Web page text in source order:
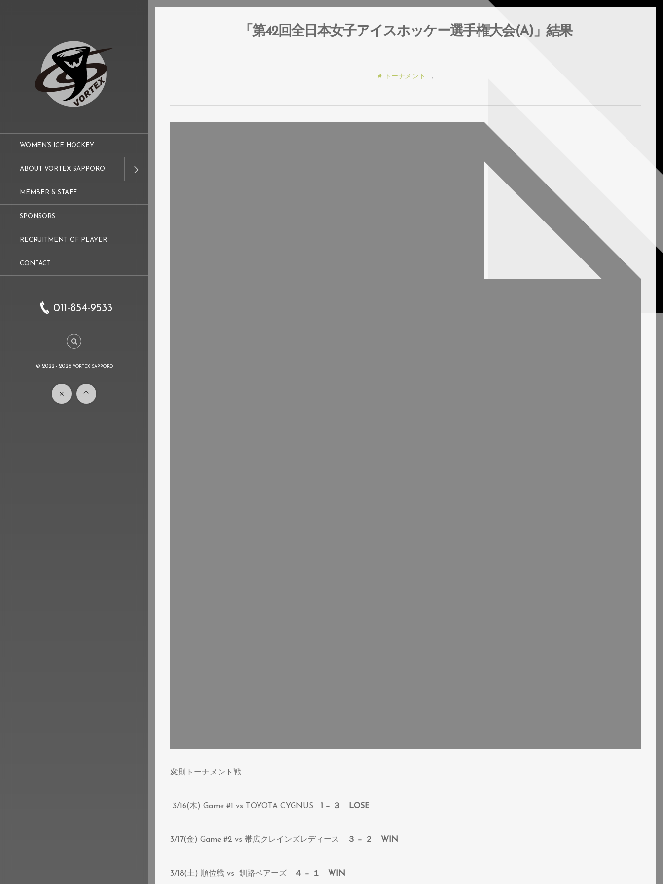
WOMEN’S ICE HOCKEY
ABOUT VORTEX SAPPORO
MEMBER & STAFF
SPONSORS
RECRUITMENT OF PLAYER
CONTACT
011-854-9533
© 2022 - 2026 VORTEX SAPPORO
「第42回全日本女子アイスホッケー選手権大会(A)」結果
トーナメント , …
変則トーナメント戦
3/16(木) Game #1 vs TOYOTA CYGNUS 1 − ３ LOSE
3/17(金) Game #2 vs 帯広クレインズレディース ３ − ２ WIN
3/18(土) 順位戦 vs 釧路ベアーズ ４ − １ WIN